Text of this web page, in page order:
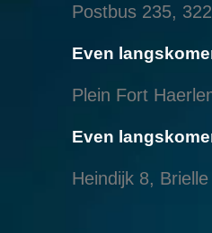
Postbus 235,
Even
Plein Fort
Even
Heindijk 8, Brielle